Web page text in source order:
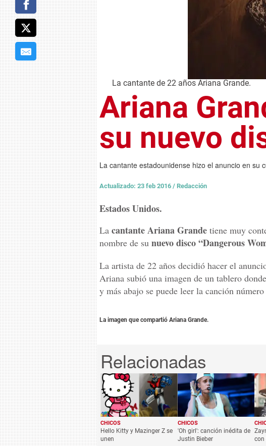
La cantante de 22 años Ariana Grande.
Ariana
su nuevo
La cantante estadounidense hizo el anuncio en su
Actualizado: 23 feb 2016 / Redacción
Estados Unidos.
La cantante Ariana Grande tiene muy
nombre de su nuevo disco “Dangerous
La artista de 22 años decidió hacer el
Ariana subió una imagen de un tablero
y más abajo se puede leer la canción
La imagen que compartió Ariana Grande.
CHICOS
Hello Kitty y Mazinger Z se
unen
CHICOS
'Oh girl': canción inédita de
Justin Bieber
con